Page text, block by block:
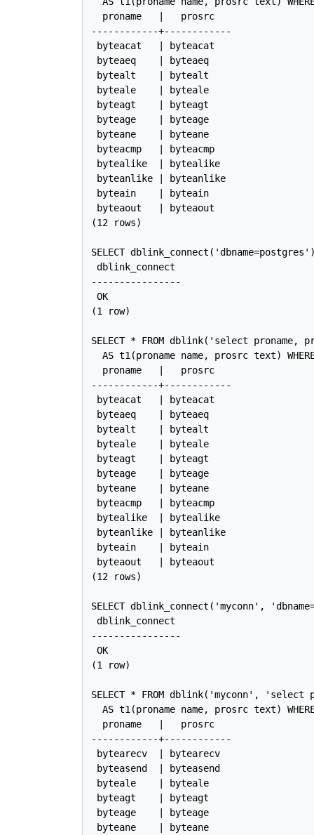
  proname   |   prosrc
------------+------------
byteacat   | byteacat
byteaeq    | byteaeq
bytealt    | bytealt
byteale    | byteale
byteagt    | byteagt
byteage    | byteage
byteane    | byteane
byteacmp   | byteacmp
bytealike  | bytealike
byteanlike | byteanlike
byteain    | byteain
byteaout   | byteaout
(12 rows)
SELECT
dblink_connect
----------------
OK
(1 row)
SELECT * FROM dblink('select proname,
AS t1(proname name, prosrc text)
  proname   |   prosrc
------------+------------
byteacat   | byteacat
byteaeq    | byteaeq
bytealt    | bytealt
byteale    | byteale
byteagt    | byteagt
byteage    | byteage
byteane    | byteane
byteacmp   | byteacmp
bytealike  | bytealike
byteanlike | byteanlike
byteain    | byteain
byteaout   | byteaout
(12 rows)
SELECT dblink_connect('myconn',
dblink_connect
----------------
OK
(1 row)
SELECT * FROM dblink('myconn',
AS t1(proname name, prosrc text)
  proname   |   prosrc
------------+------------
bytearecv  | bytearecv
byteasend  | byteasend
byteale    | byteale
byteagt    | byteagt
byteage    | byteage
byteane    | byteane